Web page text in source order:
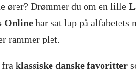
ører? Drømmer du om en lille
Online har sat lup på alfabetets
rammer plet.
fra klassiske danske favoritter